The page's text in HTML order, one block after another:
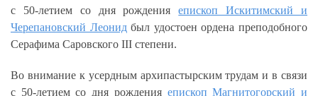
с 50-летием со дня рожденияепископ Искитимский и
Черепановский Леонидбыл удостоен ордена преподобного
Серафима Саровского III степени.
Во внимание к усердным архипастырским трудам и в связи
с 50-летием со дня рождения епископ Магнитогорский и